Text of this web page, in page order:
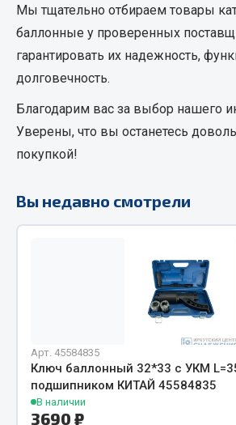
Тройники
Трубки, муфты, гайки
Угольники
Фитинги
Весь раздел
Крепежный инструмент
Силовое оборудование
Столярный инструмент
Показать ещё
Мы тщательно отбираем товары
баллонные у проверенных
гарантировать их надежность,
долговечность.
Благодарим вас за выбор нашего
Уверены, что вы останетесь
покупкой!
Вы недавно смотрели
Арт. 45584835
Ключ баллонный 32*33 с УКМ
подшипником КИТАЙ 45584835
В наличии
3690 ₽